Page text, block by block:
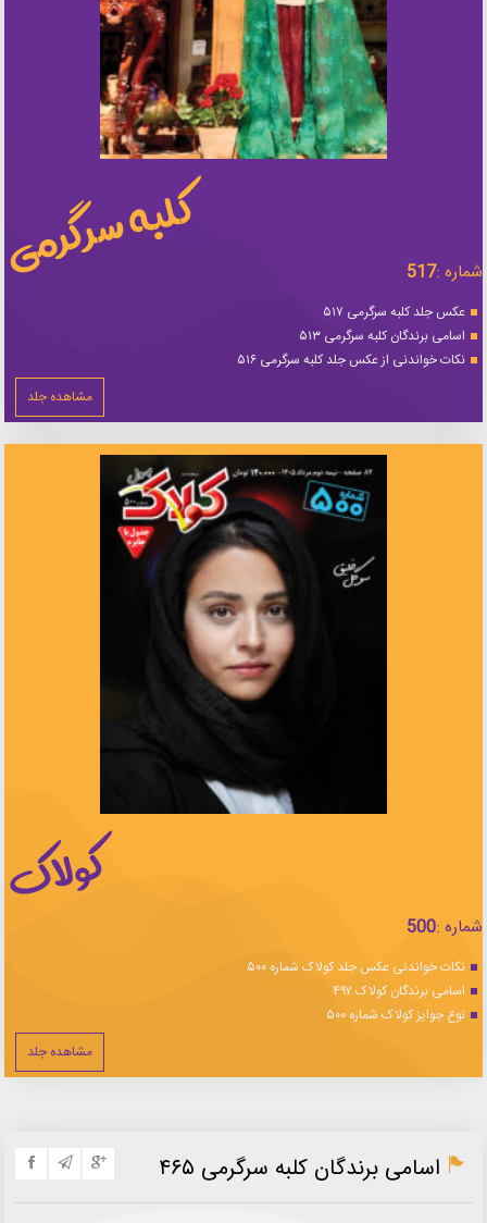
شماره :517
عکس جلد کلبه سرگرمی ۵۱۷
اسامی برندگان کلبه سرگرمی ۵۱۳
نکات خواندنی از عکس جلد کلبه سرگرمی ۵۱۶
مشاهده جلد
شماره :500
نکات خواندنی عکس جلد کولاک شماره ۵۰۰
اسامی برندگان کولاک ۴۹۷
نوع جوایز کولاک شماره ۵۰۰
مشاهده جلد
اسامی برندگان کلبه سرگرمی ۴۶۵